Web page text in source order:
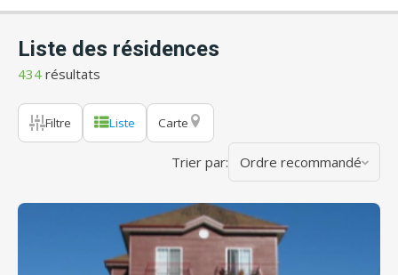
Liste des résidences
434 résultats
Filtre Liste Carte
Trier par: Ordre recommandé